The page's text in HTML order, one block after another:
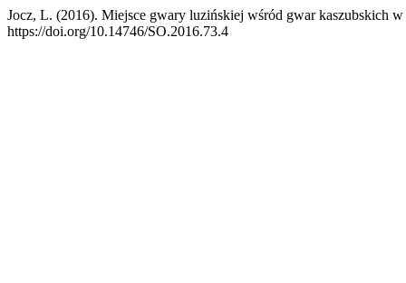
Jocz, L. (2016). Miejsce gwary luzińskiej wśród gwar kaszubskich
https://doi.org/10.14746/SO.2016.73.4